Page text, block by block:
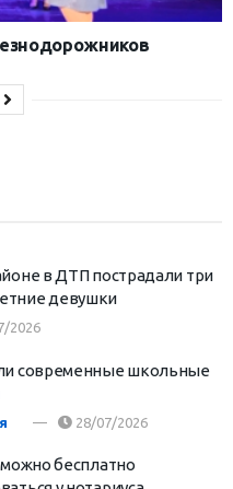
в ДТП пострадали три
девушки
2026
современные школьные
28/07/2026
бесплатно